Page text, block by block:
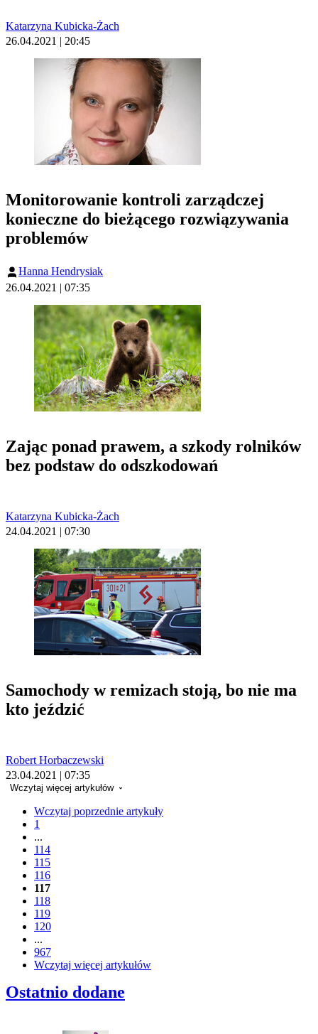
Katarzyna Kubicka-Żach
26.04.2021 | 20:45
Monitorowanie kontroli zarządczej
konieczne do bieżącego rozwiązywania
problemów
Hanna Hendrysiak
26.04.2021 | 07:35
Zając ponad prawem, a szkody rolników
bez podstaw do odszkodowań
Katarzyna Kubicka-Żach
24.04.2021 | 07:30
Samochody w remizach stoją, bo nie ma
kto jeździć
Robert Horbaczewski
23.04.2021 | 07:35
Wczytaj więcej artykułów
Wczytaj poprzednie artykuły
1
...
114
115
116
117
118
119
120
...
967
Wczytaj więcej artykułów
Ostatnio dodane